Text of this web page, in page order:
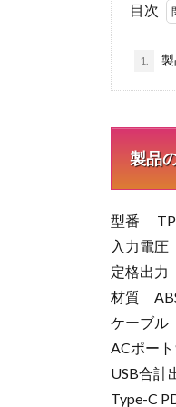
目次
1.
製品
型番
入力電
定格出力
材質
ケーブル
ACポー
USB合計
Type-C